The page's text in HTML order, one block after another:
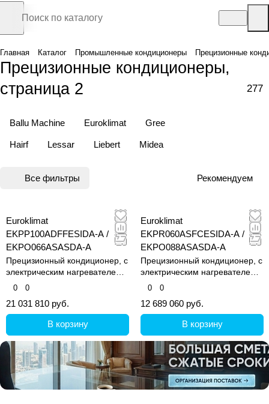
Главная Каталог Промышленные кондиционеры Прецизионные
Прецизионные кондиционеры,
страница 2
277
Ballu Machine Euroklimat Gree
Hairf Lessar Liebert Midea
Все фильтры Рекомендуем
Euroklimat
EKPP100ADFFESIDA-A /
EKPO066ASASDA-A
Прецизионный кондиционер, с
электрическим нагревателем и
увлажнителем
0 0
21 031 810 руб.
В корзину
Euroklimat
EKPR060ASFCESIDA-A /
EKPO088ASASDA-A
Прецизионный кондиционер, с
электрическим нагревателем и
увлажнителем
0 0
12 689 060 руб.
В корзину